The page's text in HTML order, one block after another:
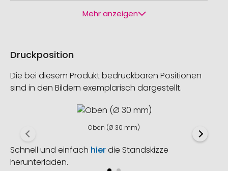
Mehr anzeigen
Druckposition
Die bei diesem Produkt bedruckbaren Positionen
sind in den Bildern exemplarisch dargestellt.
Oben (Ø 30 mm)
Schnell und einfach hierdie Standskizze
herunterladen.